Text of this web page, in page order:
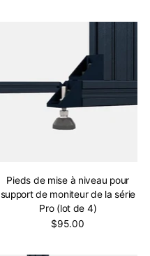
Pieds de mise à niveau pour
support de moniteur de la série
Pro (lot de 4)
$95.00